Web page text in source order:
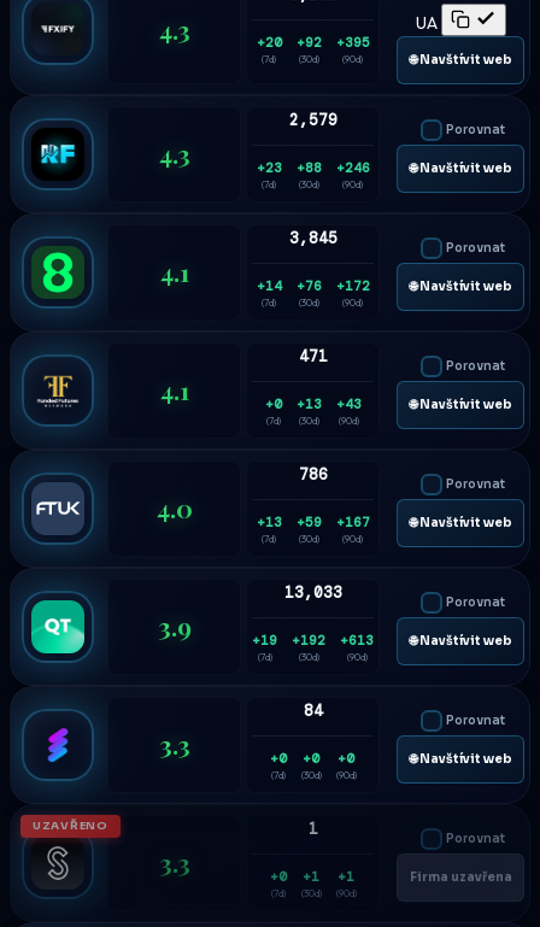
4.3 +20
(7d)
+92
(30d)
+395
(90d)
UA
🌐 Navštívit web
4.3
2,579
+23
(7d)
+88
(30d)
+246
(90d)
Porovnat
🌐 Navštívit web
4.1
3,845
+14
(7d)
+76
(30d)
+172
(90d)
Porovnat
🌐 Navštívit web
4.1
471
+0
(7d)
+13
(30d)
+43
(90d)
Porovnat
🌐 Navštívit web
4.0
786
+13
(7d)
+59
(30d)
+167
(90d)
Porovnat
🌐 Navštívit web
3.9
13,033
+19
(7d)
+192
(30d)
+613
(90d)
Porovnat
🌐 Navštívit web
3.3
84
+0
(7d)
+0
(30d)
+0
(90d)
Porovnat
🌐 Navštívit web
UZAVŘENO
3.3
1
+0
(7d)
+1
(30d)
+1
(90d)
Porovnat
Firma uzavřena